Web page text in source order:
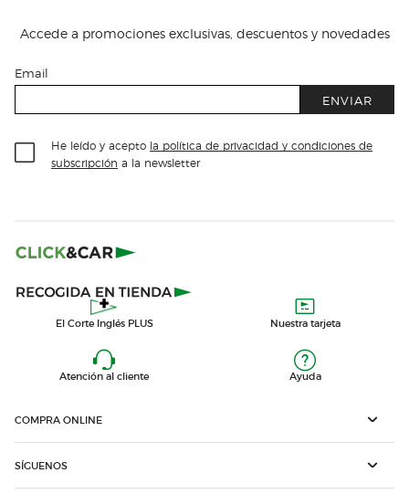
Accede a promociones exclusivas, descuentos y novedades
Email
ENVIAR
He leído y acepto la política de privacidad y condiciones de
subscripción a la newsletter
El Corte Inglés PLUS Nuestra tarjeta
Atención al cliente Ayuda
COMPRA ONLINE
SÍGUENOS